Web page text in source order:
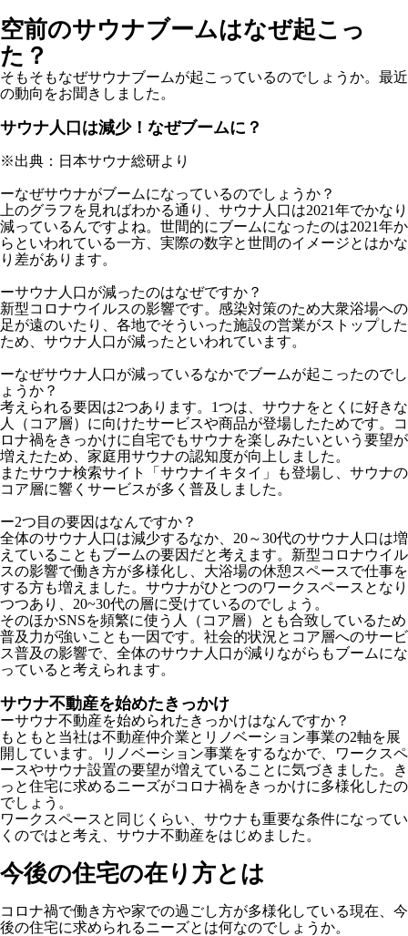
空前のサウナブームはなぜ起こっ
た？
そもそもなぜサウナブームが起こっているのでしょうか。最近
の動向をお聞きしました。
サウナ人口は減少！なぜブームに？
※出典：日本サウナ総研より
ーなぜサウナがブームになっているのでしょうか？
上のグラフを見ればわかる通り、サウナ人口は2021年でかなり
減っているんですよね。世間的にブームになったのは2021年か
らといわれている一方、実際の数字と世間のイメージとはかな
り差があります。
ーサウナ人口が減ったのはなぜですか？
新型コロナウイルスの影響です。感染対策のため大衆浴場への
足が遠のいたり、各地でそういった施設の営業がストップした
ため、サウナ人口が減ったといわれています。
ーなぜサウナ人口が減っているなかでブームが起こったのでし
ょうか？
考えられる要因は2つあります。1つは、サウナをとくに好きな
人（コア層）に向けたサービスや商品が登場したためです。コ
ロナ禍をきっかけに自宅でもサウナを楽しみたいという要望が
増えたため、家庭用サウナの認知度が向上しました。
またサウナ検索サイト「サウナイキタイ」も登場し、サウナの
コア層に響くサービスが多く普及しました。
ー2つ目の要因はなんですか？
全体のサウナ人口は減少するなか、20～30代のサウナ人口は増
えていることもブームの要因だと考えます。新型コロナウイル
スの影響で働き方が多様化し、大浴場の休憩スペースで仕事を
する方も増えました。サウナがひとつのワークスペースとなり
つつあり、20~30代の層に受けているのでしょう。
そのほかSNSを頻繁に使う人（コア層）とも合致しているため
普及力が強いことも一因です。社会的状況とコア層へのサービ
ス普及の影響で、全体のサウナ人口が減りながらもブームにな
っていると考えられます。
サウナ不動産を始めたきっかけ
ーサウナ不動産を始められたきっかけはなんですか？
もともと当社は不動産仲介業とリノベーション事業の2軸を展
開しています。リノベーション事業をするなかで、ワークスペ
ースやサウナ設置の要望が増えていることに気づきました。き
っと住宅に求めるニーズがコロナ禍をきっかけに多様化したの
でしょう。
ワークスペースと同じくらい、サウナも重要な条件になってい
くのではと考え、サウナ不動産をはじめました。
今後の住宅の在り方とは
コロナ禍で働き方や家での過ごし方が多様化している現在、今
後の住宅に求められるニーズとは何なのでしょうか。